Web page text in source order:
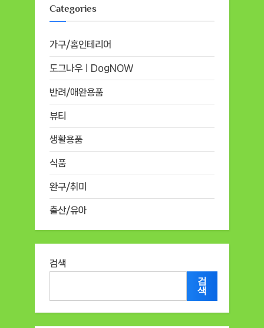
Categories
가구/홈인테리어
도그나우ㅣDogNOW
반려/애완용품
뷰티
생활용품
식품
완구/취미
출산/유아
검색
검
색